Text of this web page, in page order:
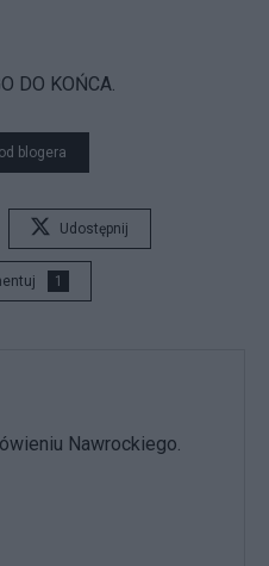
DO KOŃCA.
blogera
Udostępnij
1
Nawrockiego.